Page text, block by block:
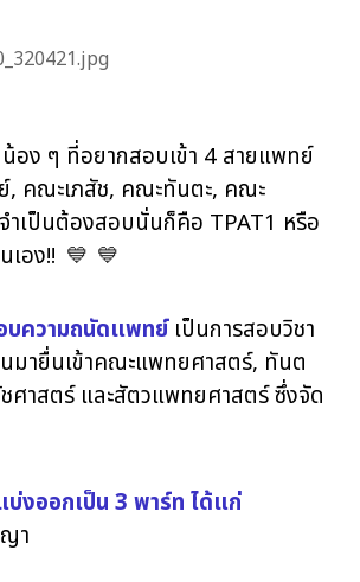
อง ๆ ที่อยากสอบเข้า 4 สายแพทย์
, คณะเภสัช, คณะทันตะ, คณะ
เป็นต้องสอบนั่นก็คือ TPAT1 หรือ
เอง!! 💙 💙
บความถนัดแพทย์ เป็นการสอบวิชา
นมายื่นเข้าคณะแพทยศาสตร์, ทันต
ศาสตร์ และสัตวแพทยศาสตร์ ซึ่งจัด
บ่งออกเป็น 3 พาร์ท ได้แก่
า